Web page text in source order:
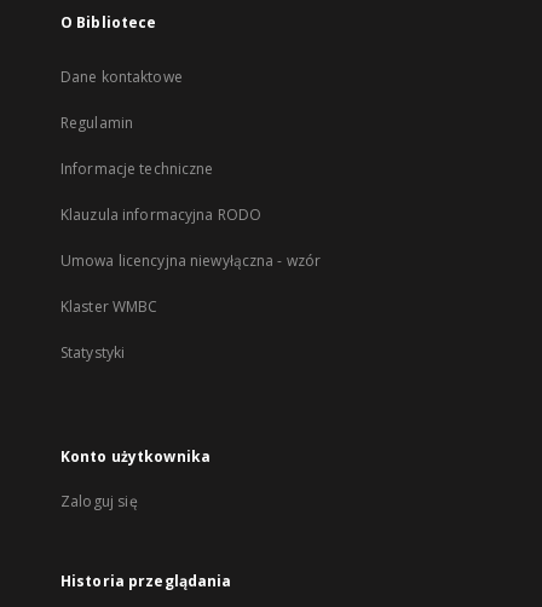
O Bibliotece
Dane kontaktowe
Regulamin
Informacje techniczne
Klauzula informacyjna RODO
Umowa licencyjna niewyłączna - wzór
Klaster WMBC
Statystyki
Konto użytkownika
Zaloguj się
Historia przeglądania